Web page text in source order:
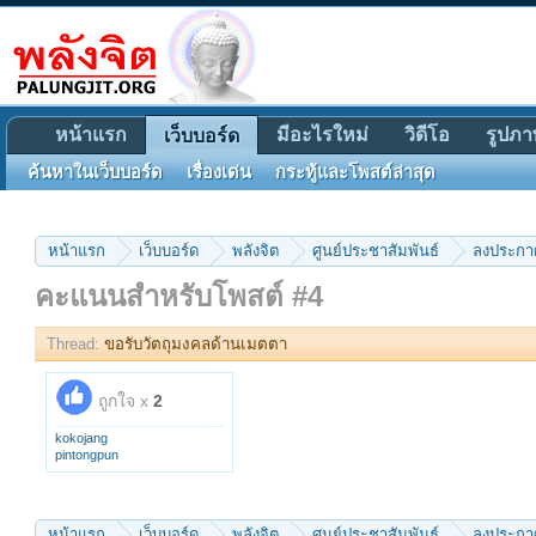
หน้าแรก เว็บบอร์ด พลังจิต ศูนย์ประชาสัมพันธ์ ลงประก
คะแนนสำหรับโพสต์ #4
Thread: ขอรับวัตถุมงคลด้านเมตตา
ถูกใจ x 2
kokojang
pintongpun
หน้าแรก เว็บบอร์ด
ค้นหาในเว็บบอร์ด เรื่องเด่น กระทู้และโพสต์ล่าสุด
มีอะไรใหม่ วิดีโอ รูปภ